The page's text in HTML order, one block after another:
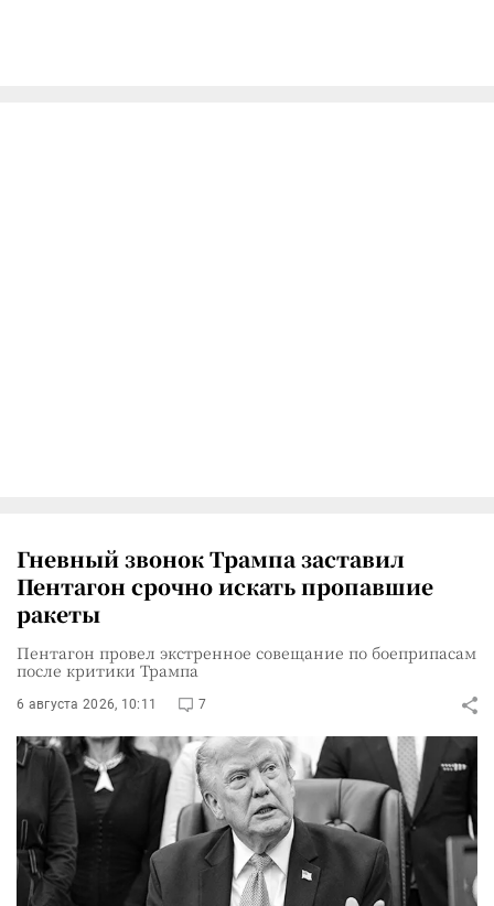
Гневный звонок Трампа заставил
Пентагон срочно искать пропавшие
ракеты
Пентагон провел экстренное совещание по боеприпасам
после критики Трампа
6 августа 2026, 10:11 7